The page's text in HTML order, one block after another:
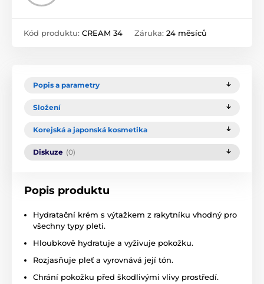
Kód produktu: CREAM 34 Záruka: 24 měsíců
Popis a parametry
Složení
Korejská a japonská kosmetika
Diskuze (0)
Popis produktu
Hydratační krém s výtažkem z rakytníku vhodný pro
všechny typy pleti.
Hloubkově hydratuje a vyživuje pokožku.
Rozjasňuje pleť a vyrovnává její tón.
Chrání pokožku před škodlivými vlivy prostředí.